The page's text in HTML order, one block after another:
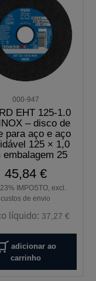
000-947
EHT 125-1.0
– disco de
para aço e aço
125 × 1,0
embalagem 25
45,84 €
IMPOSTO, excl.
custos de envio
líquido: 37,27 €
adicionar ao
carrinho